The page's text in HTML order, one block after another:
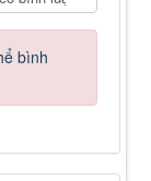
bình